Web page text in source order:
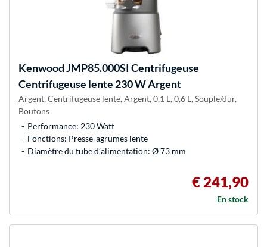
KenwoodJMP85.000SI Centrifugeuse
Centrifugeuse lente 230 W Argent
Argent, Centrifugeuse lente, Argent, 0,1 L, 0,6 L, Souple/dur,
Boutons
Performance: 230 Watt
Fonctions: Presse-agrumes lente
Diamètre du tube d’alimentation: Ø 73 mm
€ 241,90
En stock